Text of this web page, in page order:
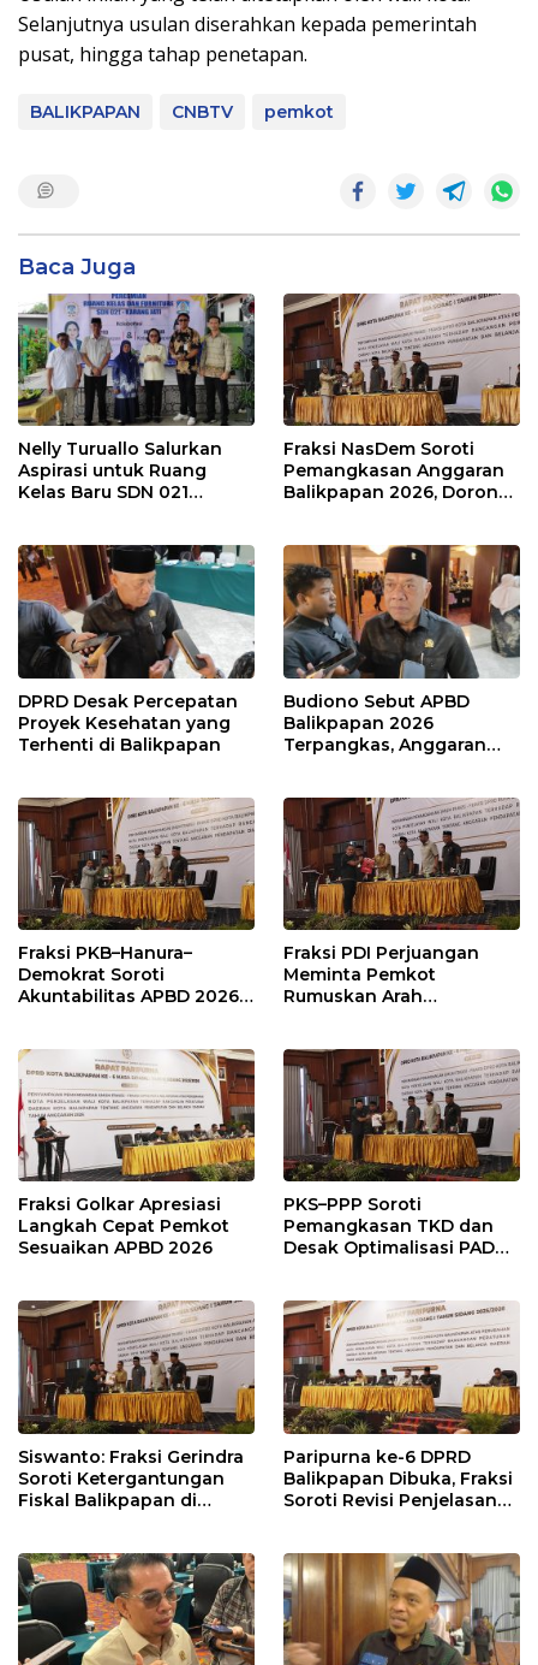
Selanjutnya usulan diserahkan kepada pemerintah
pusat, hingga tahap penetapan.
BALIKPAPAN CNBTV pemkot
Baca Juga
Nelly Turuallo Salurkan
Aspirasi untuk Ruang
Kelas Baru SDN 021
Fraksi NasDem Soroti
Pemangkasan Anggaran
Balikpapan 2026, Dorong
DPRD Desak Percepatan
Proyek Kesehatan yang
Terhenti di Balikpapan
Budiono Sebut APBD
Balikpapan 2026
Terpangkas, Anggaran
Fraksi PKB–Hanura–
Demokrat Soroti
Akuntabilitas APBD 2026
Modal
Fraksi PDI Perjuangan
Meminta Pemkot
Rumuskan Arah
Penyangga IKN
Fraksi Golkar Apresiasi
Langkah Cepat Pemkot
Sesuaikan APBD 2026
PKS–PPP Soroti
Pemangkasan TKD dan
Desak Optimalisasi PAD
Siswanto: Fraksi Gerindra
Soroti Ketergantungan
Fiskal Balikpapan di
Paripurna ke-6 DPRD
Balikpapan Dibuka, Fraksi
Soroti Revisi Penjelasan